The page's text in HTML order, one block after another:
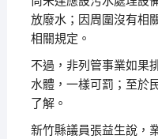
放廢水；因周圍沒有相
相關規定。
不過，非列管事業如果
水體，一樣可罰；至於
了解。
新竹縣議員張益生說，